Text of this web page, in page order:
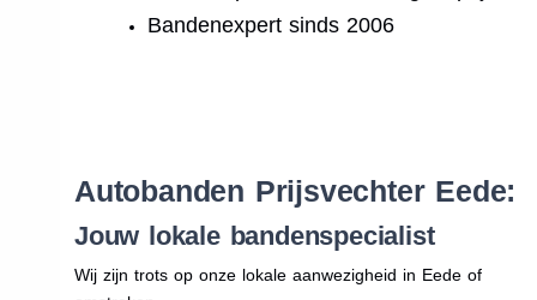
Bandenexpert sinds 2006
Autobanden Prijsvechter Eede:
Jouw lokale bandenspecialist
Wij zijn trots op onze lokale aanwezigheid in Eede of